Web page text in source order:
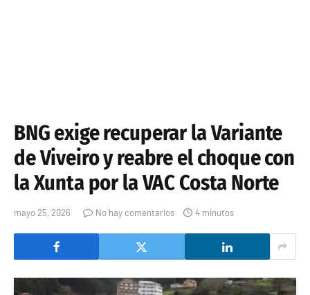
BNG exige recuperar la Variante
de Viveiro y reabre el choque con
la Xunta por la VAC Costa Norte
mayo 25, 2026 No hay comentarios 4 minutos